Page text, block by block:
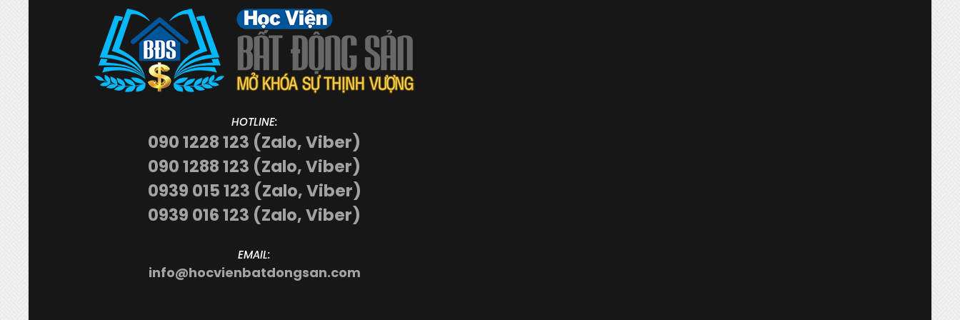
HOTLINE:
090 1228 123 (Zalo, Viber)
090 1288 123 (Zalo, Viber)
0939 015 123 (Zalo, Viber)
0939 016 123 (Zalo, Viber)
EMAIL:
info@hocvienbatdongsan.com